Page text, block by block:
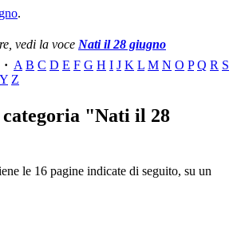
.
vedi la voce Nati il 28 giugno
· A B C D E F G H I J K L M N O P Q R S
Y Z
"Nati il 28
le 16 pagine indicate di seguito, su un